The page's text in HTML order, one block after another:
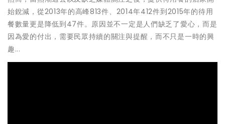
始銳減，從2013年的高峰813件、2014年412件到2015年的待用
餐數量更是降低到47件。原因並不一定是人們缺乏了愛心，而是
因為愛的付出，需要民眾持續的關注與提醒，而不只是一時的興
趣...